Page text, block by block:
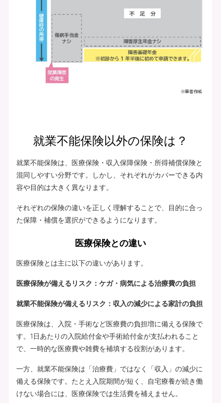
就業不能保険以外の保険は？
就業不能保険は、医療保険・収入保障保険・所得補償保険と
混同しやすい分野です。しかし、それぞれがカバーできる内
容や目的は大きく異なります。
それぞれの保険の違いを正しく理解することで、目的に合っ
た保障・補償を選択ができるようになります。
医療保険との違い
医療保険とは主に以下の違いがあります。
医療保険が備えるリスク：ケガ・病気による治療費の負担
就業不能保険が備えるリスク：収入の減少による家計の負担
医療保険は、入院・手術など医療費の負担増に備える保険で
す。1日あたりの入院給付金や手術給付金が支払われること
で、一時的な医療費や雑費を補填する役割があります。
一方、就業不能保険は「治療費」ではなく「収入」の減少に
備える保険です。たとえ入院期間が短く、自宅療養が続き働
けない場合には、医療保険では生活費を補えません。